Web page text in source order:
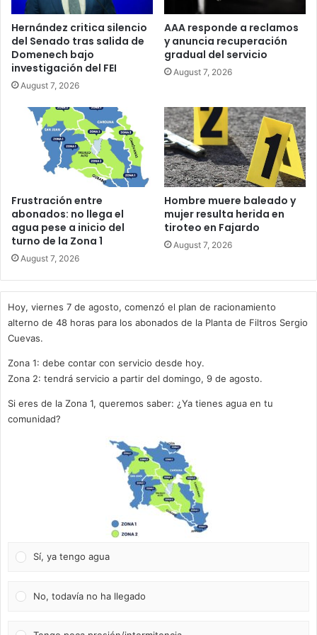
Hernández critica silencio
del Senado tras salida de
Domenech bajo
investigación del FEI
August 7, 2026
AAA responde a reclamos
y anuncia recuperación
gradual del servicio
August 7, 2026
Frustración entre
abonados: no llega el
agua pese a inicio del
turno de la Zona 1
August 7, 2026
Hombre muere baleado y
mujer resulta herida en
tiroteo en Fajardo
August 7, 2026
Hoy, viernes 7 de agosto, comenzó el plan de racionamiento
alterno de 48 horas para los abonados de la Planta de Filtros Sergio
Cuevas.
Zona 1: debe contar con servicio desde hoy.
Zona 2: tendrá servicio a partir del domingo, 9 de agosto.
Si eres de la Zona 1, queremos saber: ¿Ya tienes agua en tu
comunidad?
Sí, ya tengo agua
No, todavía no ha llegado